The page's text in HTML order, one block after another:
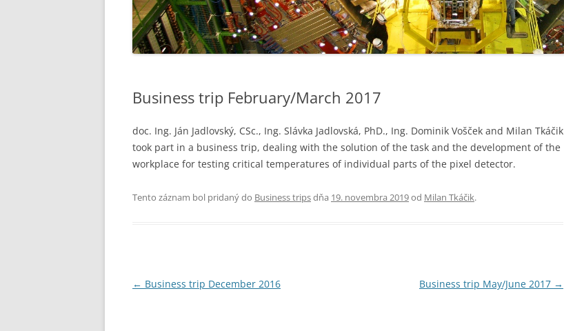
Business trip February/March 2017
doc. Ing. Ján Jadlovský, CSc., Ing. Slávka Jadlovská, PhD., Ing. Dominik Vošček and Milan Tkáčik
took part in a business trip, dealing with the solution of the task and the development of the
workplace for testing critical temperatures of individual parts of the pixel detector.
Tento záznam bol pridaný do Business tripsdňa 19. novembra 2019od Milan Tkáčik.
Navigácia
← Business trip December 2016 Business trip May/June 2017 →